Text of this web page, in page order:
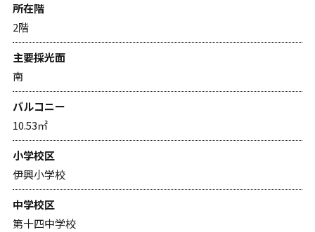
所在階
2階
主要採光面
南
バルコニー
10.53㎡
小学校区
伊興小学校
中学校区
第十四中学校